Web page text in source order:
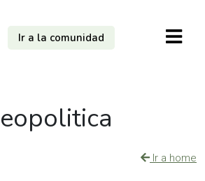
Ir a la comunidad
Ir a home